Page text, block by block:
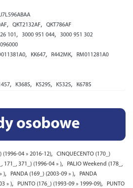
, QKT2132AF, QKT786AF
101 , 3000 951 044, 3000 951 302
, KK647, R442MK, RM011281A0
, K368S, K529S, K532S, K678S
osobowe
(1996-04 » 2016-12),
CINQUECENTO (170_)
171_, 371_) (1996-04 » ),
PALIO Weekend (178_,
), PANDA (169_) (2003-09 » ),
PANDA
» ), PUNTO (176_) (1993-09 » 1999-09),
PUNTO